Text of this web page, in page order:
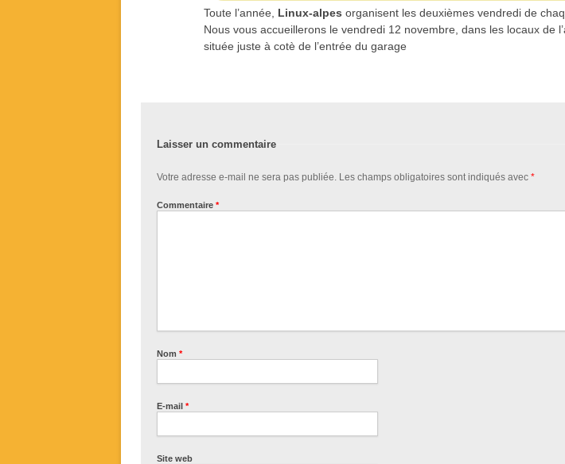
Toute l’année, Linux-alpes organisent les deuxièmes vendredi de
Nous vous accueillerons le vendredi 12 novembre, dans les locaux de
située juste à cotè de l’entrée du garage
Laisser un commentaire
Votre adresse e-mail ne sera pas publiée. Les champs obligatoires sont indiqués avec *
Commentaire *
Nom *
E-mail *
Site web